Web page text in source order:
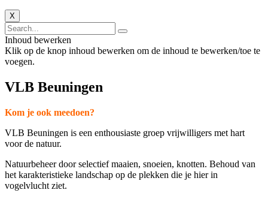
X
Inhoud bewerken
Klik op de knop inhoud bewerken om de inhoud te bewerken/toe te
voegen.
VLB Beuningen
Kom je ook meedoen?
VLB Beuningen is een enthousiaste groep vrijwilligers met hart
voor de natuur.
Natuurbeheer door selectief maaien, snoeien, knotten. Behoud van
het karakteristieke landschap op de plekken die je hier in
vogelvlucht ziet.